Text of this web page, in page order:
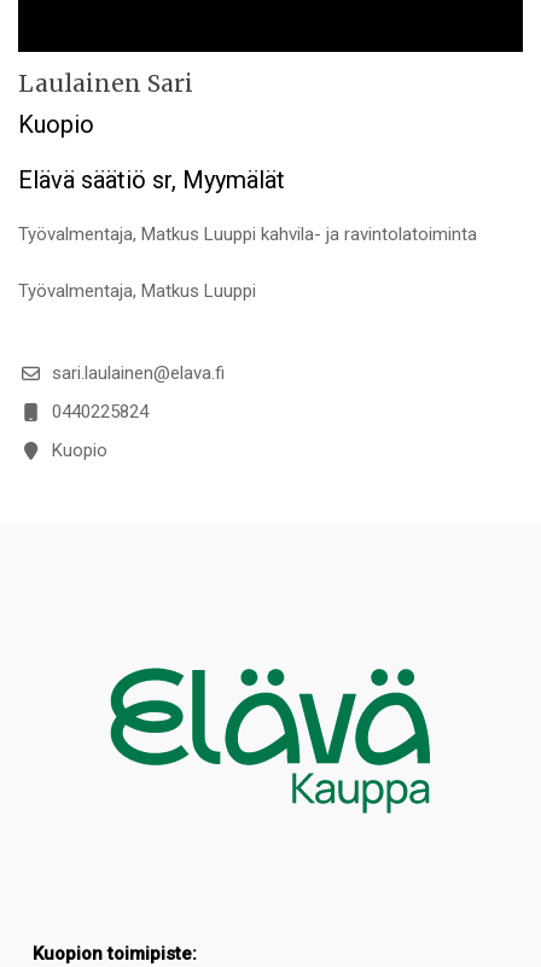
Laulainen Sari
Kuopio
Elävä säätiö sr, Myymälät
Työvalmentaja, Matkus Luuppi kahvila- ja ravintolatoiminta
Työvalmentaja, Matkus Luuppi
sari.laulainen@elava.fi
0440225824
Kuopio
Kuopion toimipiste: